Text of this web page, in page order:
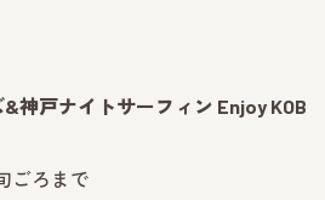
神戸ナイトサーフィン Enjoy KOB
ごろまで